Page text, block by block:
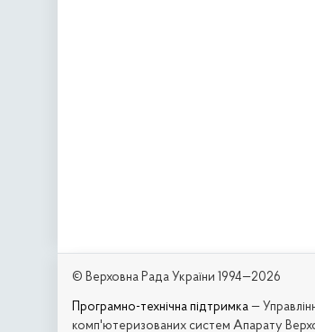
© Верховна Рада України 1994—2026
Програмно-технічна підтримка —
комп'ютеризованих систем Апарату